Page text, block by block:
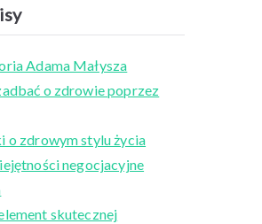
Adama Małysza
o zdrowie poprzez
o zdrowym stylu życia
negocjacyjne
skutecznej